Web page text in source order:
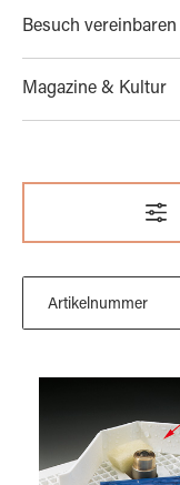
Besuch vereinbaren
Magazine & Kultur